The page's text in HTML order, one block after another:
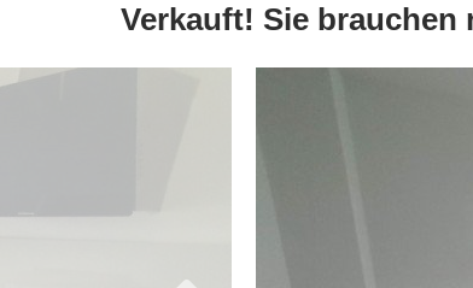
Verkauft! Sie brauchen